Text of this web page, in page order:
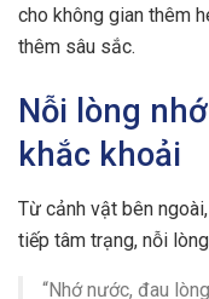
cho không gian thêm
thêm sâu sắc.
Nỗi lòng
khắc khoải
Từ cảnh vật bên
tiếp tâm trạng, nỗi
“Nhớ nước, đau